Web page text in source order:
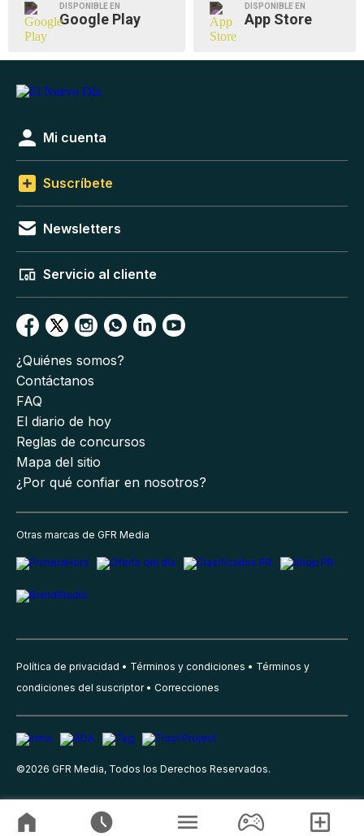
DISPONIBLE EN
Google Play
DISPONIBLE EN
App Store
Mi cuenta
Suscríbete
Newsletters
Servicio al cliente
¿Quiénes somos?
Contáctanos
FAQ
El diario de hoy
Reglas de concursos
Mapa del sitio
¿Por qué confiar en nosotros?
Otras marcas de GFR Media
Política de privacidad Términos y condiciones
Términos y
condiciones del suscriptor
Correcciones
©2026 GFR Media, Todos los Derechos Reservados.